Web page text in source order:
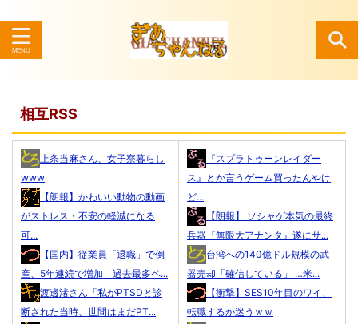
検索
相互RSS
上条当麻さん、女子寮暮らし
www
【朗報】かわいい動物の動画
がストレス・不安の軽減になる
可...
【国内】従業員「退職」で倒
産、5年連続で増加 過去最多ペ...
渡邊渚さん「私がPTSDと診
断された当時、世間はまだPT...
『スプラトゥーンレイダー
ス』とか言うゲーム買ったんやけ
ど...
【朗報】 ソシャゲ本気の最終
兵器『無限大アナンタ』遂にサ...
台湾への140億ドル規模の武
器売却「確信している」 …米...
【衝撃】SES10年目のワイ、
転職するか迷うｗｗ